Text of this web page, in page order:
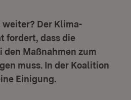
weiter? Der Klima-
fordert, dass die
den Maßnahmen zum
muss. In der Koalition
Einigung.